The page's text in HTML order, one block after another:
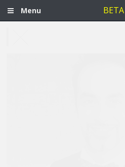
Menu BETA